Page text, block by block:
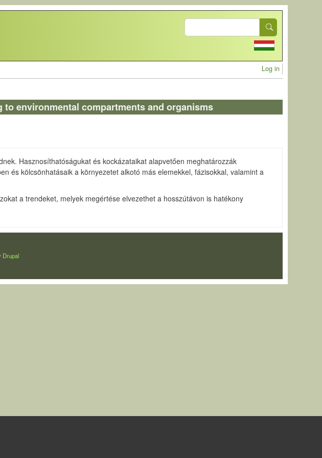
Search
User
Log in
environmental compartments and organisms
Hasznosíthatóságukat és kockázataikat alapvetően meghatározzák
és kölcsönhatásaik a környezetet alkotó más elemekkel, fázisokkal, valamint a
a trendeket, melyek megértése elvezethet a hosszútávon is hatékony
Drupal